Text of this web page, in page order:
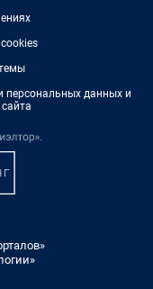
персональных данных и